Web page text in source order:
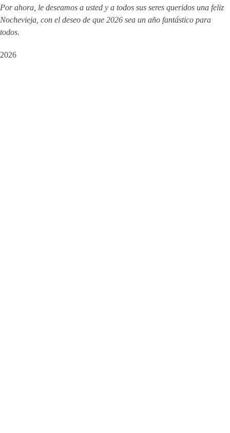
Por ahora, le deseamos a usted y a todos sus seres queridos una feliz
Nochevieja, con el deseo de que 2026 sea un año fantástico para
todos.
2026